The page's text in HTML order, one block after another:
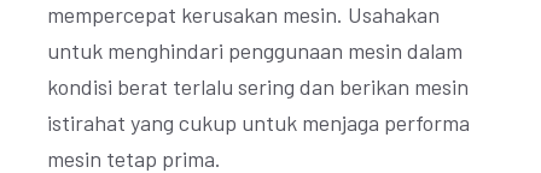
mempercepat kerusakan mesin. Usahakan
untuk menghindari penggunaan mesin dalam
kondisi berat terlalu sering dan berikan mesin
istirahat yang cukup untuk menjaga performa
mesin tetap prima.